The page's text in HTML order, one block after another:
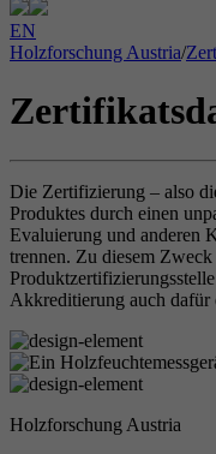
EN
Holzforschung Austria/
Die Zertifizierung – also
Produktes durch einen
Evaluierung und anderen
trennen. Zu diesem
Akkreditierung auch dafür
Holzforschung Austria